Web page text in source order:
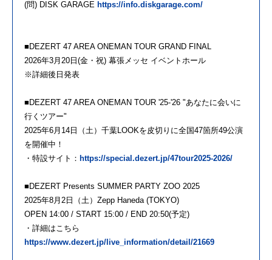
(問) DISK GARAGE https://info.diskgarage.com/
■DEZERT 47 AREA ONEMAN TOUR GRAND FINAL
2026年3月20日(金・祝) 幕張メッセ イベントホール
※詳細後日発表
■DEZERT 47 AREA ONEMAN TOUR '25-'26 "あなたに会いに
行くツアー"
2025年6月14日（土）千葉LOOKを皮切りに全国47箇所49公演
を開催中！
・特設サイト： https://special.dezert.jp/47tour2025-2026/
■DEZERT Presents SUMMER PARTY ZOO 2025
2025年8月2日（土）Zepp Haneda (TOKYO)
OPEN 14:00 / START 15:00 / END 20:50(予定)
・詳細はこちら
https://www.dezert.jp/live_information/detail/21669